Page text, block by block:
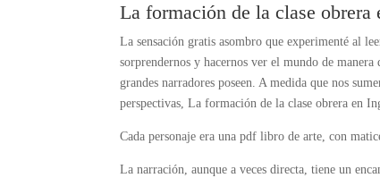
La formación de la clase obrera
La sensación gratis asombro que experimenté al
sorprendernos y hacernos ver el mundo de
grandes narradores poseen. A medida que nos
perspectivas, La formación de la clase obrera en
Cada personaje era una pdf libro de arte, con
La narración, aunque a veces directa, tiene un